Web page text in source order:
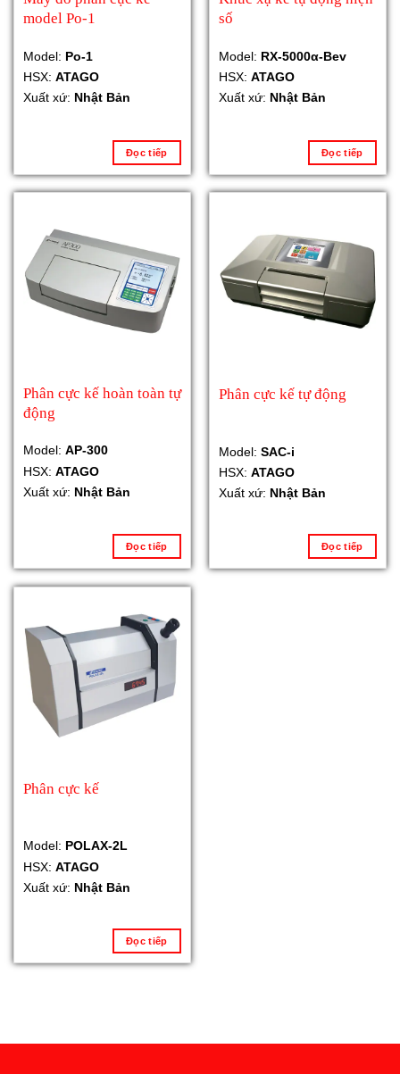
model Po-1
Model: Po-1
HSX: ATAGO
Xuất xứ: Nhật Bản
Đọc tiếp
số
Model: RX-5000α-Bev
HSX: ATAGO
Xuất xứ: Nhật Bản
Đọc tiếp
Phân cực kế hoàn toàn tự
động
Model: AP-300
HSX: ATAGO
Xuất xứ: Nhật Bản
Đọc tiếp
Phân cực kế tự động
Model: SAC-i
HSX: ATAGO
Xuất xứ: Nhật Bản
Đọc tiếp
Phân cực kế
Model: POLAX-2L
HSX: ATAGO
Xuất xứ: Nhật Bản
Đọc tiếp